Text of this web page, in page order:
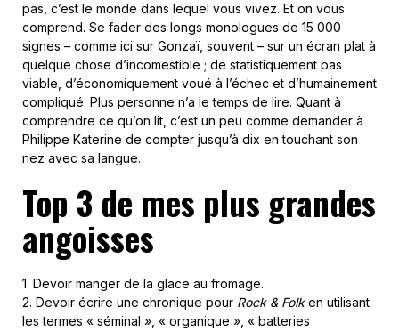
pas, c’est le monde dans lequel vous vivez. Et on vous
comprend. Se fader des longs monologues de 15 000
signes – comme ici sur Gonzaï, souvent – sur un écran plat à
quelque chose d’incomestible ; de statistiquement pas
viable, d’économiquement voué à l’échec et d’humainement
compliqué. Plus personne n’a le temps de lire. Quant à
comprendre ce qu’on lit, c’est un peu comme demander à
Philippe Katerine de compter jusqu’à dix en touchant son
nez avec sa langue.
Top 3 de mes plus grandes
angoisses
1. Devoir manger de la glace au fromage.
2. Devoir écrire une chronique pour Rock & Folken utilisant
les termes « séminal », « organique », « batteries